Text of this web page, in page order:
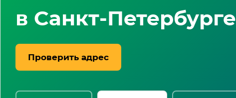
в Санкт-Петербурге
Проверить адрес